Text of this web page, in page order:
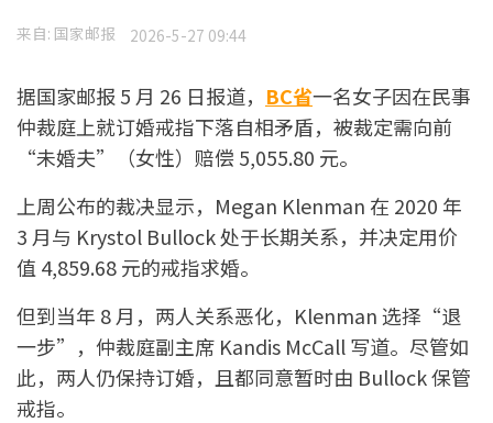
来自: 国家邮报 2026-5-27 09:44
据国家邮报 5 月 26 日报道， BC省一名女子因在民事
仲裁庭上就订婚戒指下落自相矛盾，被裁定需向前
“未婚夫”（女性）赔偿 5,055.80 元。
上周公布的裁决显示，Megan Klenman 在 2020 年
3 月与 Krystol Bullock 处于长期关系，并决定用价
值 4,859.68 元的戒指求婚。
但到当年 8 月，两人关系恶化，Klenman 选择“退
一步”，仲裁庭副主席 Kandis McCall 写道。尽管如
此，两人仍保持订婚，且都同意暂时由 Bullock 保管
戒指。